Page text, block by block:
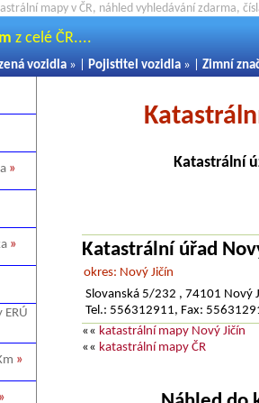
mapy v ČR, náhled vyhledávání zdarma,
z celé ČR....
vozidla » | Pojistitel vozidla » | Zimní
»
»
ERÚ
»
»
Katastrální
Katastrální úřad
okres: Nový Jičín
Slovanská 5/232 , 74101 Nový
Tel.: 556312911, Fax:
«« katastrální mapy Nový Jičín
«« katastrální mapy ČR